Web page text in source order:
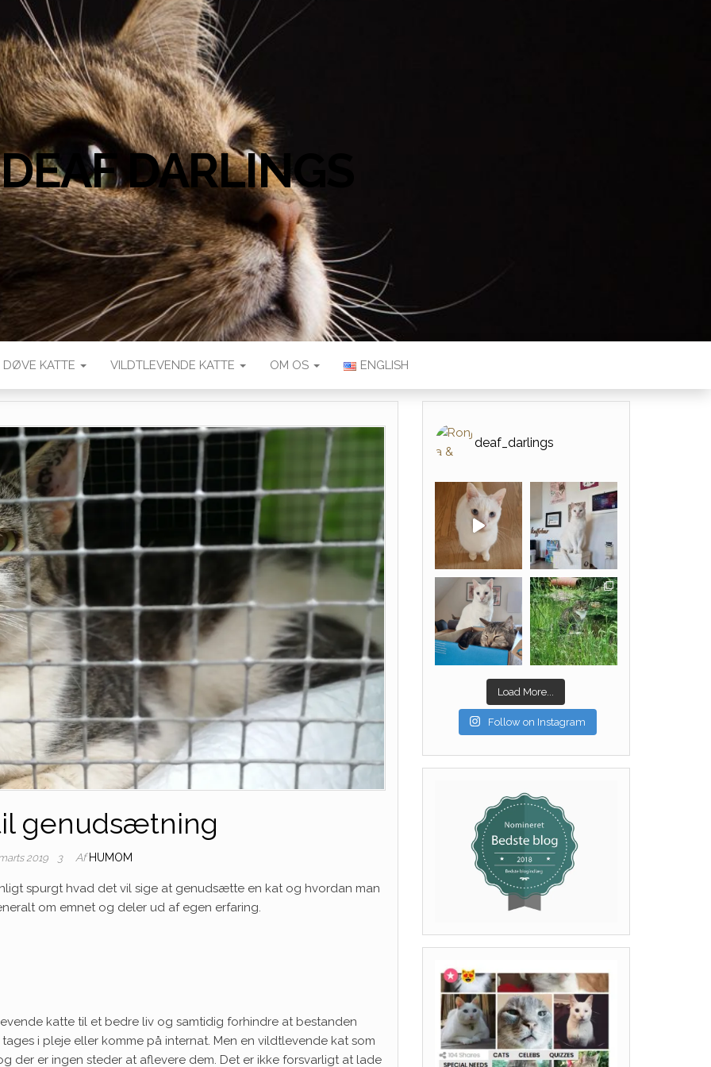
DEAF DARLINGS
DØVE KATTE VILDTLEVENDE KATTE OM OS ENGLISH
genudsætning
2019 3 Af HUMOM
spurgt hvad det vil sige at genudsætte en kat og hvordan man
om emnet og deler ud af egen erfaring.
katte til et bedre liv og samtidig forhindre at bestanden
i pleje eller komme på internat. Men en vildtlevende kat som
der er ingen steder at aflevere dem. Det er ikke forsvarligt at lade
deaf_darlings
Load More...
Follow on Instagram